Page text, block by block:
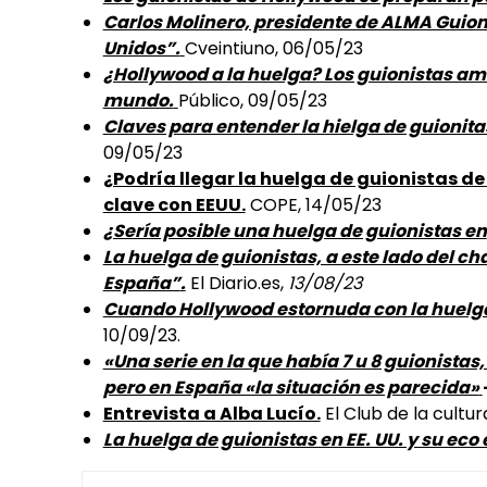
Carlos Molinero, presidente de ALMA
Unidos”.Cveintiuno, 06/05/23
¿Hollywood a la huelga? Los guionistas
mundo. Público, 09/05/23
Claves para entender la hielga de guionitas
09/05/23
¿Podría llegar la huelga de guionistas
clave con EEUU.COPE, 14/05/23
¿Sería posible una huelga de guionistas en
La huelga de guionistas, a este lado del
España”. El Diario.es, 13/08/23
Cuando Hollywood estornuda con la
10/09/23.
«Una serie en la que había 7 u 8
pero en España «la situación es parecida»
Entrevista a Alba Lucío.El Club de la
La huelga de guionistas en EE. UU. y su eco